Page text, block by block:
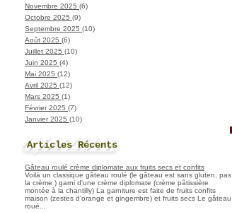
Novembre 2025 (6)
Octobre 2025 (9)
Septembre 2025 (10)
Août 2025 (6)
Juillet 2025 (10)
Juin 2025 (4)
Mai 2025 (12)
Avril 2025 (12)
Mars 2025 (1)
Février 2025 (7)
Janvier 2025 (10)
Articles Récents
Gâteau roulé crème diplomate aux fruits secs et confits
Voilà un classique gâteau roulé (le gâteau est sans gluten, pas
la crème ) garni d'une crème diplomate (crème pâtissière
montée à la chantilly) La garniture est faite de fruits confits
maison (zestes d'orange et gingembre) et fruits secs Le gâteau
roué...